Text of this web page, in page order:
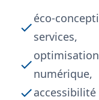
éco-
services,​
numérique,​